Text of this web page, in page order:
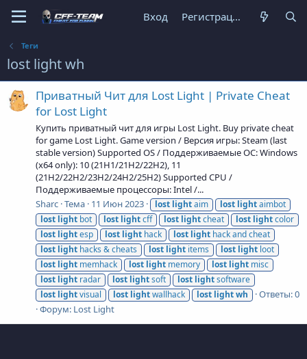
Вход Регистрация
Теги
lost light wh
Приватный Чит для Lost Light | Private Cheat
for Lost Light
Купить приватный чит для игры Lost Light. Buy private cheat
for game Lost Light. Game version / Версия игры: Steam (last
stable version) Supported OS / Поддерживаемые ОС: Windows
(x64 only): 10 (21H1/21H2/22H2), 11
(21H2/22H2/23H2/24H2/25H2) Supported CPU /
Поддерживаемые процессоры: Intel /...
Sharc Тема 11 Июн 2023 lost lightaim lost lightaimbot
lost light bot lost lightcff lost lightcheat lost lightcolor
lost lightesp lost light hack lost light hack and cheat
lost light hacks & cheats lost light items lost light loot
lost light memhack lost light memory lost light misc
lost light radar lost lightsoft lost lightsoftware
lost lightvisual lost lightwallhack lost lightwh
Ответы: 0
Форум: Lost Light